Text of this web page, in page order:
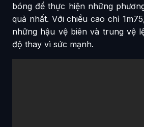
bóng để thực hiện những
quả nhất. Với chiều cao chỉ
những hậu vệ biên và trung vệ
độ thay vì sức mạnh.